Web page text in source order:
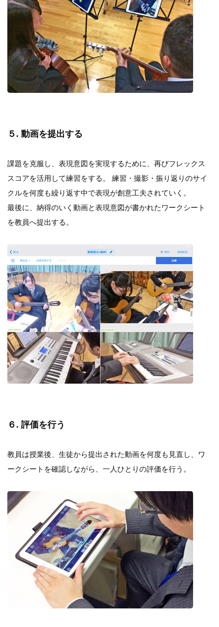
５. 動画を提出する
課題を克服し、表現意図を実現するために、再びフレックス
スコアを活用して練習をする。 練習・撮影・振り返りのサイ
クルを何度も繰り返す中で表現が創意工夫されていく。
最後に、納得のいく動画と表現意図が書かれたワークシート
を教員へ提出する。
６. 評価を行う
教員は授業後、生徒から提出された動画を何度も見直し、ワ
ークシートを確認しながら、一人ひとりの評価を行う。